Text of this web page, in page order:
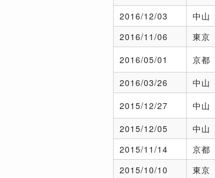
2016/12/03 中山
2016/11/06 東京
2016/05/01 京都
2016/03/26 中山
2015/12/27 中山
2015/12/05 中山
2015/11/14 京都
2015/10/10 東京